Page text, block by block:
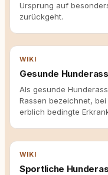
Ursprung auf
zurückgeht.
WIKI
Gesunde
Als gesunde
Rassen bezeichnet,
erblich bedingte
WIKI
Sportliche